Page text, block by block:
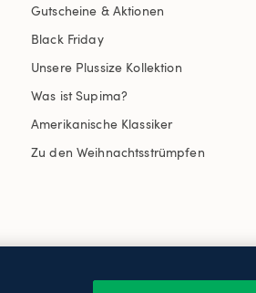
Gutscheine & Aktionen
Black Friday
Unsere Plussize Kollektion
Was ist Supima?
Amerikanische Klassiker
Zu den Weihnachtsstrümpfen